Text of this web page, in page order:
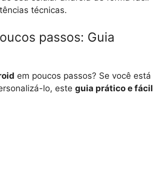
técnicas.
passos: Guia
em poucos passos? Se você está
lo, este guia prático e fácil